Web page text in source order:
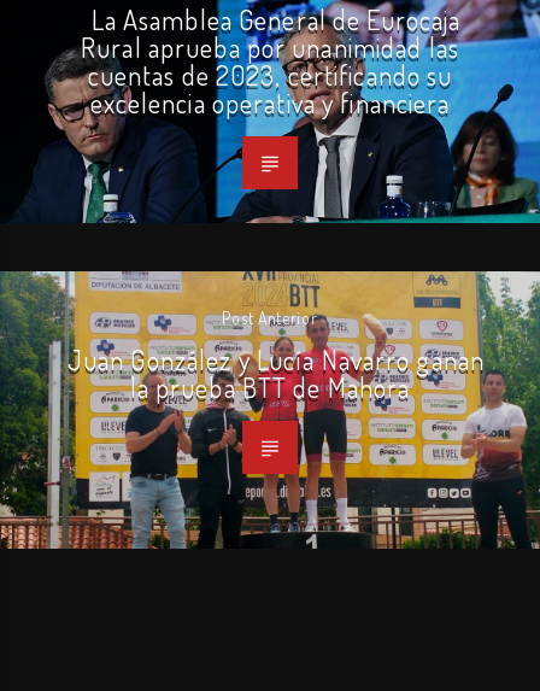
La Asamblea General de Eurocaja
Rural aprueba por unanimidad las
cuentas de 2023, certificando su
excelencia operativa y financiera
Post Anterior
Juan González y Lucía Navarro ganan
la prueba BTT de Mahora